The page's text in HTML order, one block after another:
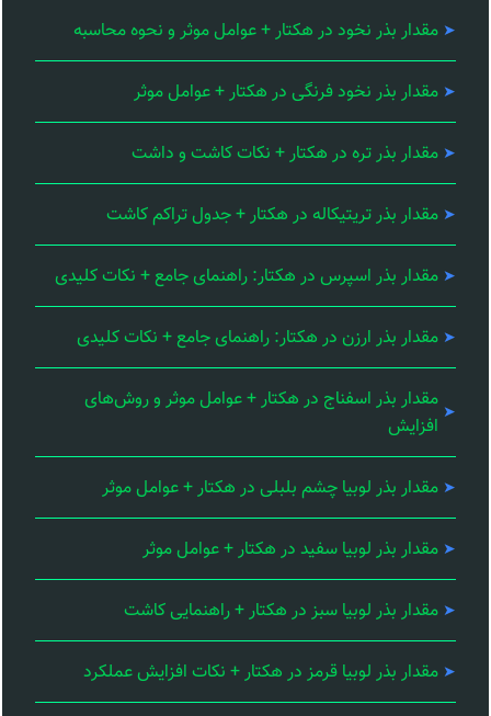
مقدار بذر نخود در هکتار + عوامل موثر و نحوه محاسبه
مقدار بذر نخود فرنگی در هکتار + عوامل موثر
مقدار بذر تره در هکتار + نکات کاشت و داشت
مقدار بذر تریتیکاله در هکتار + جدول تراکم کاشت
مقدار بذر اسپرس در هکتار: راهنمای جامع + نکات کلیدی
مقدار بذر ارزن در هکتار: راهنمای جامع + نکات کلیدی
مقدار بذر اسفناج در هکتار + عوامل موثر و روش‌های
افزایش
مقدار بذر لوبیا چشم بلبلی در هکتار + عوامل موثر
مقدار بذر لوبیا سفید در هکتار + عوامل موثر
مقدار بذر لوبیا سبز در هکتار + راهنمایی کاشت
مقدار بذر لوبیا قرمز در هکتار + نکات افزایش عملکرد